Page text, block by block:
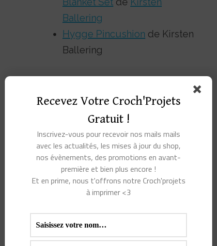
Ballering
Hygge Pincushion de Kirsten
Ballering
Pack de 58 pelotes
Scheepjes Stone Washed
– River Washed
Fil Stone Washed Flow
Scheepjes : Le dégradé
tout en douceur pour tes
projets crochet & tricot
Fil Stone Washed Flow
Scheepjes XL : dégradé
Recevez Votre Croch'Projets
Gratuit !
Inscrivez-vous pour recevoir nos mails mails
avec les actualités, les mises à jour du shop,
nos évènements, des promotions en avant-
première et bien plus encore !
Et en prime, nous t'offrons notre Croch'projets
à imprimer <3